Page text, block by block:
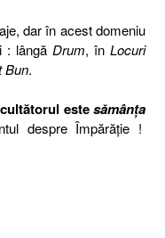
dar în acest domeniu
: lângă Drum, în Locuri
Bun.
estesămânţa
despre Împărăţie !